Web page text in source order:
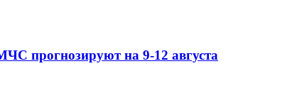
прогнозируют на 9-12 августа